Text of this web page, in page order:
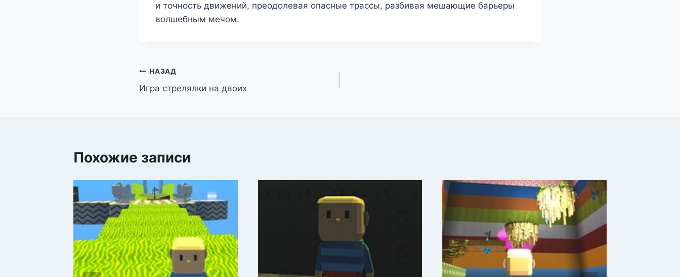
и точность движений, преодолевая опасные трассы, разбивая мешающие барьеры
волшебным мечом.
Навигация
по
НАЗАД
Игра стрелялки на двоих
Похожие записи